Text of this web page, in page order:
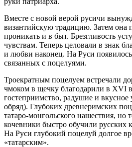
Вместе с новой верой русичи
византийскую традицию. Затем она
проникать и в быт. Брезгливость
чувствам. Теперь целовали в знак
и любви наконец. На Руси
связанных с поцелуями.
Троекратным поцелуем встречали
чмоком в щечку благодарили в XVI
гостеприимство, радушие и
обряд). Глубоких древнеримских
татаро-монгольского нашествия, но
кочевники быстро обучили русских
На Руси глубокий поцелуй долгое
«татарским».